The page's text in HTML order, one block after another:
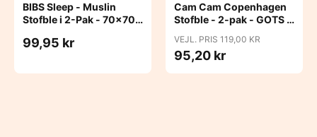
BIBS Sleep - Muslin
Stofble i 2-Pak - 70x70
99,95 kr
Cam Cam Copenhagen
Stofble - 2-pak - GOTS -
VEJL. PRIS 119,00 KR
95,20 kr